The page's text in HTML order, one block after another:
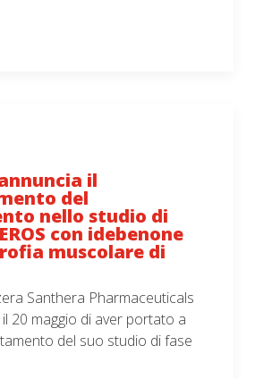
il
del
nello studio di
con idebenone
muscolare di
Santhera Pharmaceuticals
20 maggio di aver portato a
del suo studio di fase